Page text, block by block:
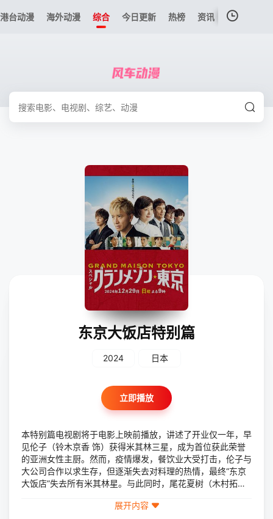
港台动漫 海外动漫 综合 今日更新 热榜 资讯
东京大饭店特别篇
2024 日本
立即播放
本特别篇电视剧将于电影上映前播放，讲述了开业仅一年，早
见伦子（铃木京香 饰）获得米其林三星，成为首位获此荣誉
的亚洲女性主厨。然而，疫情爆发，餐饮业大受打击，伦子与
大公司合作以求生存，但逐渐失去对料理的热情，最终“东京
大饭店”失去所有米其林星。与此同时，尾花夏树（木村拓哉
现尾花似乎在此。失去星星的“东京大饭店”能否重生？
展开内容